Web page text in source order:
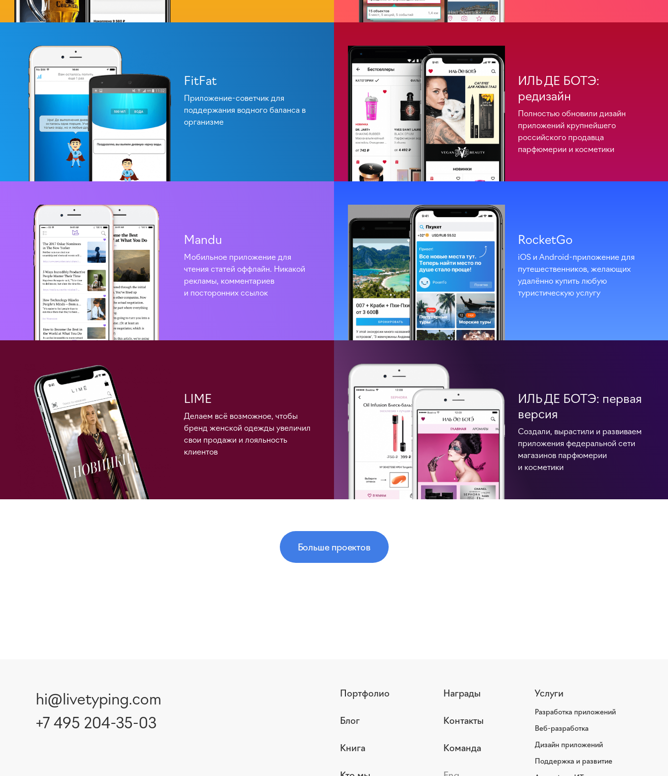
FitFat
Приложение-советчик для
поддержания водного баланса в
организме
ИЛЬ ДЕ БОТЭ:
редизайн
Полностью обновили дизайн
приложений крупнейшего
российского продавца
парфюмерии и косметики
Mandu
Мобильное приложение для
чтения статей оффлайн. Никакой
рекламы, комментариев
и посторонних ссылок
RocketGo
iOS и Android-приложение для
путешественников, желающих
удалённо купить любую
туристическую услугу
LIME
Делаем всё возможное, чтобы
бренд женской одежды увеличил
свои продажи и лояльность
клиентов
ИЛЬ ДЕ БОТЭ: первая
версия
Создали, вырастили и развиваем
приложения федеральной сети
магазинов парфюмерии
и косметики
Больше проектов
hi@livetyping.com
+7 495 204-35-03
Портфолио Награды
Блог Контакты
Книга Команда
Услуги
Разработка приложений
Веб-разработка
Дизайн приложений
Поддержка и развитие